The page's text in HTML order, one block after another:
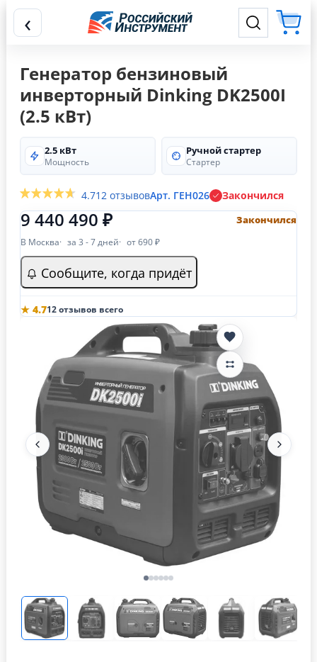
‹
Генератор бензиновый
инверторный Dinking DK2500I
(2.5 кВт)
2.5 кВт
Мощность
Ручной стартер
Стартер
4.712 отзывовАрт. ГЕН026 Закончился
9 440 490 ₽ Закончился
В Москва за 3 - 7 дней от 690 ₽
Сообщите, когда придёт
★ 4.712 отзывов всего